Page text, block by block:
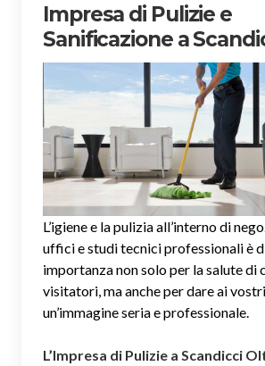
Impresa di Pulizie e
Sanificazione a
L’igiene e la pulizia all’interno di
uffici e studi tecnici professionali è
importanza non solo per la salute
visitatori, ma anche per dare ai
un’immagine seria e professionale.
L’Impresa di Pulizie a Scandicci